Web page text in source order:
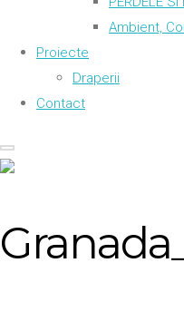
Ambient,
Proiecte
Draperii
Contact